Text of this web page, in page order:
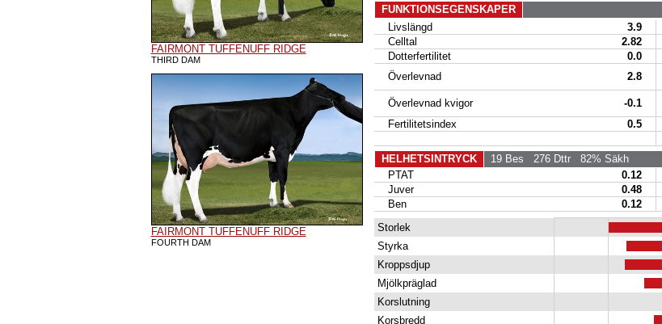
FAIRMONT TUFFENUFF RIDGE
THIRD DAM
FAIRMONT TUFFENUFF RIDGE
FOURTH DAM
FUNKTIONSEGENSKAPER
Livslängd
3.9
Celltal
2.82
Dotterfertilitet
0.0
Överlevnad
2.8
Överlevnad kvigor
-0.1
Fertilitetsindex
0.5
HELHETSINTRYCK
19 Bes 276 Dttr82% Säkh
PTAT
0.12
Juver
0.48
Ben
0.12
Storlek
Styrka
Kroppsdjup
Mjölkpräglad
Korslutning
Korsbredd